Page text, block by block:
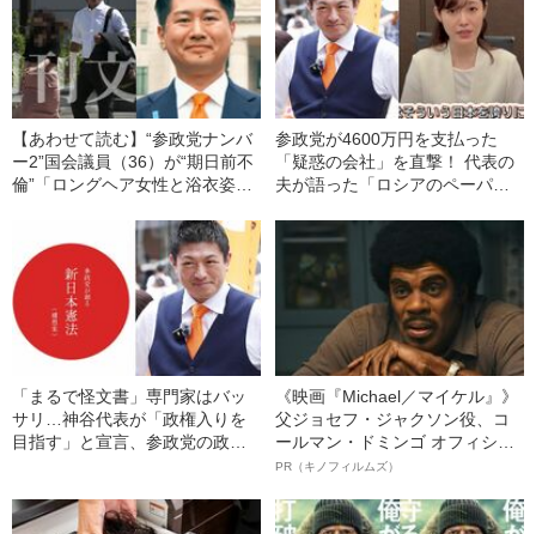
【あわせて読む】“参政党ナンバ
ー2”国会議員（36）が“期日前不
倫”「ロングヘア女性と浴衣姿で
参政党が4600万円を支払った
「疑惑の会社」を直撃！ 代表の
夫が語った「ロシアのペーパー
「まるで怪文書」専門家はバッ
サリ…神谷代表が「政権入りを
目指す」と宣言、参政党の政策&
《映画『Michael／マイケル』》
父ジョセフ・ジャクソン役、コ
ールマン・ドミンゴ オフィシャ
ルインタビュー“観客を魅了した
語る”《日本興収70億円突破》
PR（キノフィルムズ）